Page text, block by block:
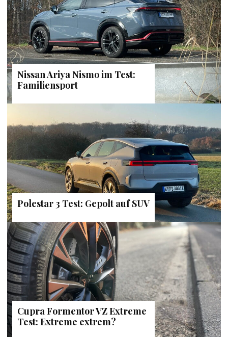
Nissan Ariya Nismo im Test:
Familiensport
Polestar 3 Test: Gepolt auf SUV
Cupra Formentor VZ Extreme
Test: Extreme extrem?